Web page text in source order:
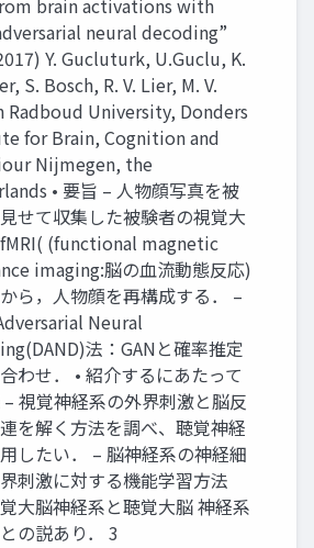
brain activations with
neural decoding”
Y. Gucluturk, U.Guclu, K.
S. Bosch, R. V. Lier, M. V.
Radboud University, Donders
for Brain, Cognition and
Nijmegen, the
• 要旨 – 人物顔写真を被
せて収集した被験者の視覚大
(functional magnetic
imaging:脳の血流動態反応)
ら，人物顔を再構成する． –
Neural
法：GANと確率推定
わせ． • 紹介するにあたって
– 視覚神経系の外界刺激と脳反
を解く方法を調べ、聴覚神経
したい． – 脳神経系の神経細
刺激に対する機能学習方法
大脳神経系と聴覚大脳 神経系
の説あり． 3